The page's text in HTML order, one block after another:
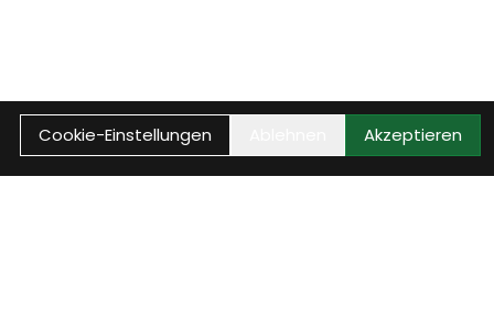
Cookie-Einstellungen Akzeptieren